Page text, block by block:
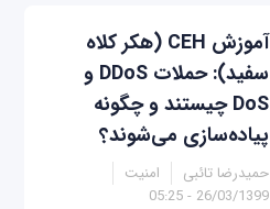
آموزش CEH (هکر کلاه
سفید): حملات DDoS و
DoS چیستند و چگونه
پیاده‌سازی می‌شوند؟
حمیدرضا تائبی
امنیت
26/03/1399 - 05:25